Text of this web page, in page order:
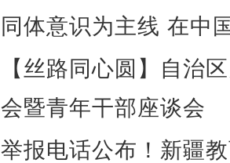
同体意识为主线 在中
【丝路同心圆】自治
会暨青年干部座谈会
举报电话公布！新疆